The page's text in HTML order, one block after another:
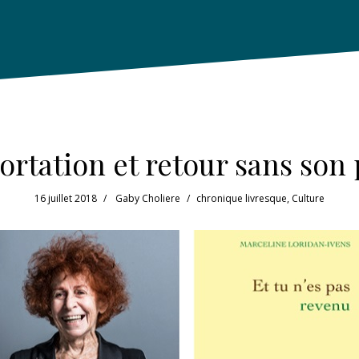
et retour sans son
16 juillet 2018 Gaby Choliere chronique livresque, Culture